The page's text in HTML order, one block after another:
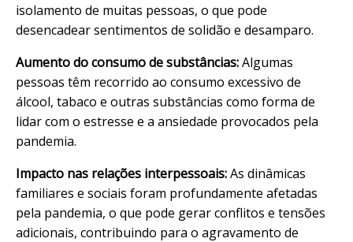
isolamento de muitas pessoas, o que pode
desencadear sentimentos de solidão e desamparo.
Aumento do consumo de substâncias:Algumas
pessoas têm recorrido ao consumo excessivo de
álcool, tabaco e outras substâncias como forma de
lidar com o estresse e a ansiedade provocados pela
pandemia.
Impacto nas relações interpessoais:As dinâmicas
familiares e sociais foram profundamente afetadas
pela pandemia, o que pode gerar conflitos e tensões
adicionais, contribuindo para o agravamento de